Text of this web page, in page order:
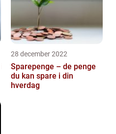
28 december 2022
Sparepenge – de penge
du kan spare i din
hverdag